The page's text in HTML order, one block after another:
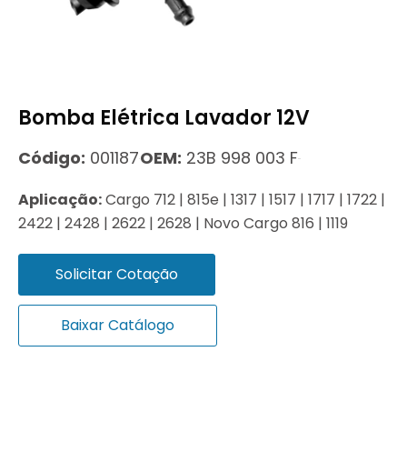
Bomba Elétrica Lavador 12V
Código: 001187OEM: 23B 998 003 F
Aplicação:Cargo 712 | 815e | 1317 | 1517 | 1717 | 1722 |
2422 | 2428 | 2622 | 2628 | Novo Cargo 816 | 1119
Solicitar Cotação
Baixar Catálogo